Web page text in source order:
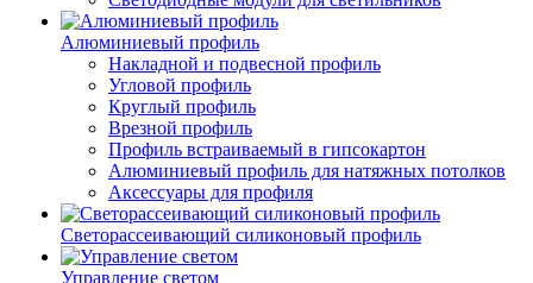
Алюминиевый профиль
Накладной и подвесной профиль
Угловой профиль
Круглый профиль
Врезной профиль
Профиль встраиваемый в гипсокартон
Алюминиевый профиль для натяжных потолков
Аксессуары для профиля
Светорассеивающий силиконовый профиль
Управление светом